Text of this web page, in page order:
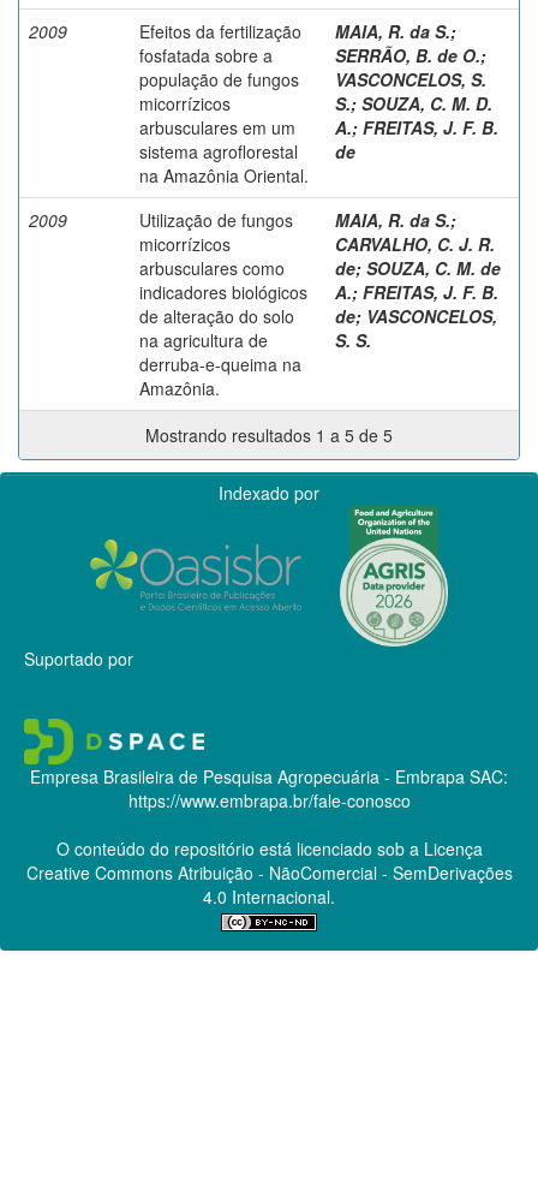
2009
Efeitos da fertilização
fosfatada sobre a
população de fungos
micorrízicos
arbusculares em um
sistema agroflorestal
na Amazônia Oriental.
MAIA, R. da S.;
SERRÃO, B. de O.;
VASCONCELOS, S.
S.; SOUZA, C. M. D.
A.; FREITAS, J. F. B.
de
2009
Utilização de fungos
micorrízicos
arbusculares como
indicadores biológicos
de alteração do solo
na agricultura de
derruba-e-queima na
Amazônia.
MAIA, R. da S.;
CARVALHO, C. J. R.
de; SOUZA, C. M. de
A.; FREITAS, J. F. B.
de; VASCONCELOS,
S. S.
Mostrando resultados 1 a 5 de 5
Indexado por
Suportado por
Empresa Brasileira de Pesquisa Agropecuária - Embrapa SAC:
https://www.embrapa.br/fale-conosco
O conteúdo do repositório está licenciado sob a Licença
Creative CommonsAtribuição - NãoComercial - SemDerivações
4.0 Internacional.